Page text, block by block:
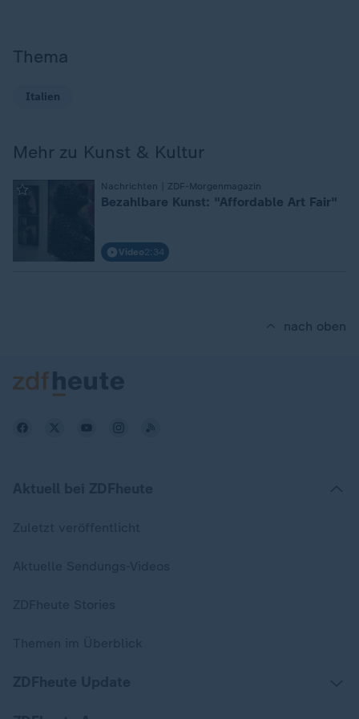
Thema
Italien
Mehr zu Kunst & Kultur
Nachrichten | ZDF-Morgenmagazin
Bezahlbare Kunst: "Affordable Art Fair"
Video2:34
nach oben